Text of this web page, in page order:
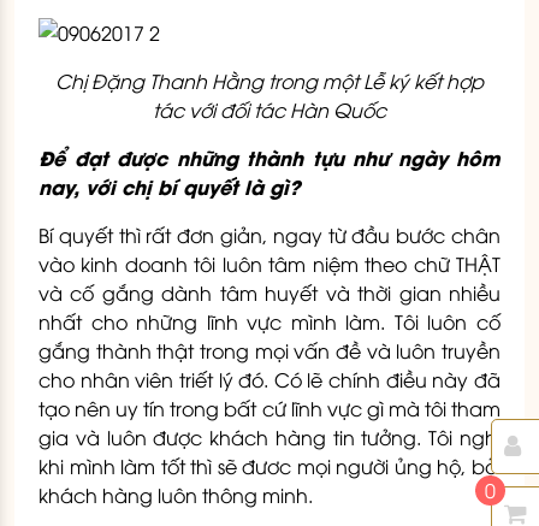
0
Chị Đặng Thanh Hằng trong một Lễ ký kết hợp
tác với đối tác Hàn Quốc
Để đạt được những thành tựu như ngày hôm
nay, với chị bí quyết là gì?
Bí quyết thì rất đơn giản, ngay từ đầu bước chân
vào kinh doanh tôi luôn tâm niệm theo chữ THẬT
và cố gắng dành tâm huyết và thời gian nhiều
nhất cho những lĩnh vực mình làm. Tôi luôn cố
gắng thành thật trong mọi vấn đề và luôn truyền
cho nhân viên triết lý đó. Có lẽ chính điều này đã
tạo nên uy tín trong bất cứ lĩnh vực gì mà tôi tham
gia và luôn được khách hàng tin tưởng. Tôi nghĩ
khi mình làm tốt thì sẽ đươc mọi người ủng hộ, bởi
khách hàng luôn thông minh.